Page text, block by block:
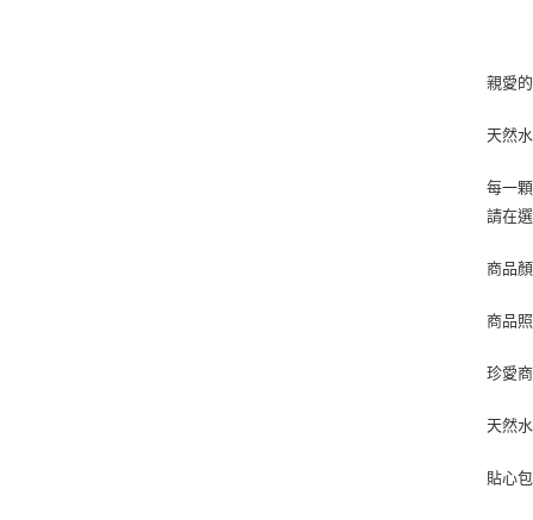
親愛
天然
每一
請在
商品
商品
珍愛
天然
貼心